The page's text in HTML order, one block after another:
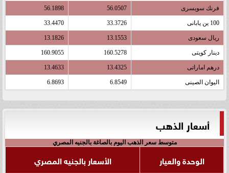
فرنك سويسرى 56.0507
56.1898
100 ين يابانى 33.3726
33.4470
ريال سعودى 13.1553
13.1826
دينار كويتى 160.5278
160.9055
درهم اماراتى 13.4325
13.4633
اليوان الصينى 6.8549
6.8693
أسعار الذهب
متوسط سعر الذهب اليوم بالصاغة بالجنيه المصري
الوحدة والعيار
الأسعار بالجنيه المصري